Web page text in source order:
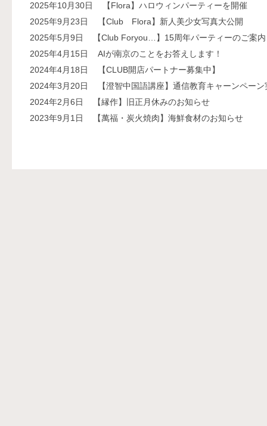
2025年10月30日
【Flora】ハロウィンパーティーを開催
2025年9月23日
【Club Flora】新人美少女写真大公開
2025年5月9日
【Club Foryou…】15周年パーティーのご案内
2025年4月15日
AIが南京のことをお答えします！
2024年4月18日
【CLUB開店パートナー募集中】
2024年3月20日
【澄智中国語講座】通信教育キャーンペー
2024年2月6日
【縁作】旧正月休みのお知らせ
2023年9月1日
【萬福・炭火焼肉】海鮮食材のお知らせ